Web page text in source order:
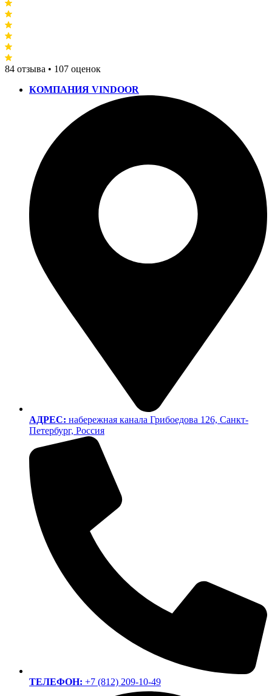
84 отзыва • 107 оценок
КОМПАНИЯ VINDOOR
АДРЕС: набережная канала Грибоедова 126, Санкт-
Петербург, Россия
ТЕЛЕФОН: +7 (812) 209-10-49